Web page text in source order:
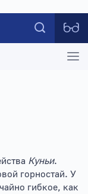
Куньи.
горностай. У
гибкое, как